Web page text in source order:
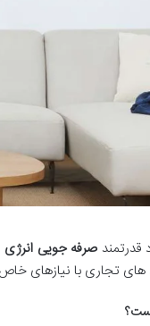
قدرتمند صرفه جویی انرژی
تجاری با نیازهای